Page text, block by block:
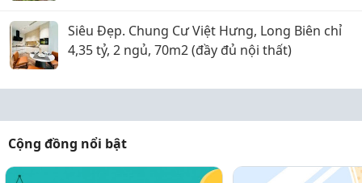
Siêu Đẹp. Chung Cư Việt Hưng, Long Biên chỉ
4,35 tỷ, 2 ngủ, 70m2 (đầy đủ nội thất)
Cộng đồng nổi bật